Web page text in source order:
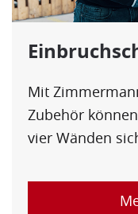
Mit
Zubehör
vier Wänden